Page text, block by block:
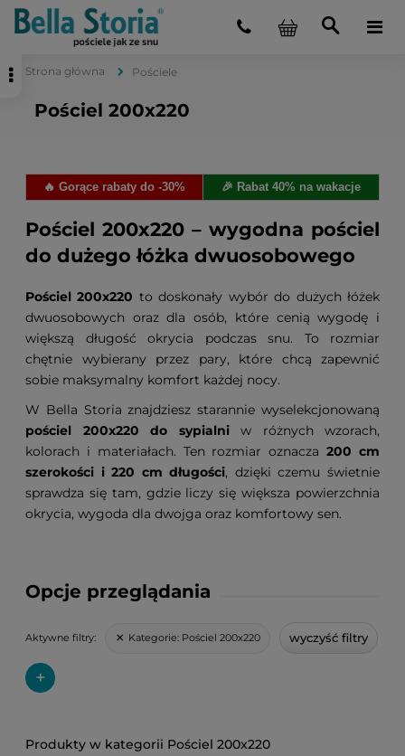
Strona główna Pościele
Pościel 200x220
🔥 Gorące rabaty do -30% 🎉 Rabat 40% na wakacje
Opcje przeglądania
Aktywne filtry: Kategorie: Pościel 200x220 wyczyść filtry
+
Pościel 200x220 – wygodna pościel
do dużego łóżka dwuosobowego
Pościel 200x220 to doskonały wybór do dużych łóżek
dwuosobowych oraz dla osób, które cenią wygodę i
większą długość okrycia podczas snu. To rozmiar
chętnie wybierany przez pary, które chcą zapewnić
sobie maksymalny komfort każdej nocy.
W Bella Storia znajdziesz starannie wyselekcjonowaną
pościel 200x220 do sypialniw różnych wzorach,
kolorach i materiałach. Ten rozmiar oznacza200 cm
szerokości i 220 cm długości, dzięki czemu świetnie
sprawdza się tam, gdzie liczy się większa powierzchnia
okrycia, wygoda dla dwojga oraz komfortowy sen.
Pościel 200x220